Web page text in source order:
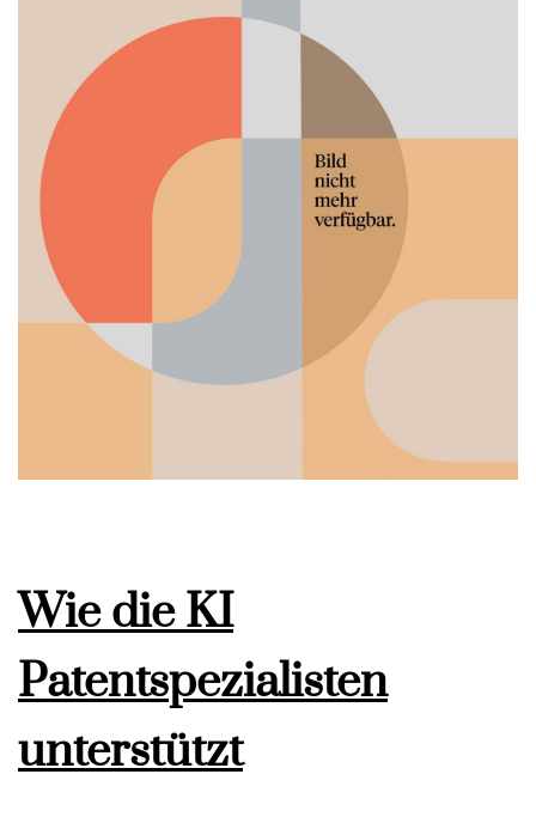
Wie die KI
Patentspezialisten
unterstützt